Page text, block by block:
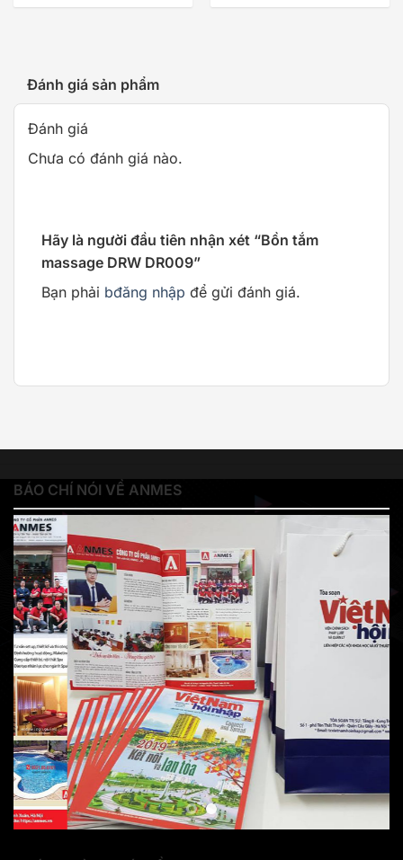
Đánh giá sản phẩm
Đánh giá
Chưa có đánh giá nào.
Hãy là người đầu tiên nhận xét “Bồn tắm
massage DRW DR009”
Bạn phải bđăng nhập để gửi đánh giá.
BÁO CHÍ NÓI VỀ ANMES